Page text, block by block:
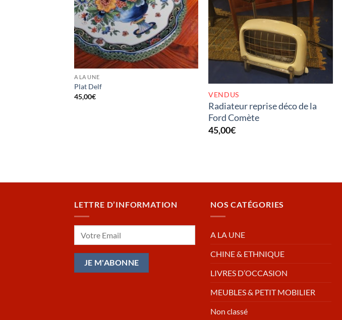
A LA UNE
Plat Delf
45,00€
RUPTURE DE STOCK
VENDUS
Radiateur reprise déco de la
Ford Comète
45,00€
LETTRE D’INFORMATION NOS CATÉGORIES
A LA UNE
CHINE & ETHNIQUE
LIVRES D’OCCASION
MEUBLES & PETIT MOBILIER
Non classé